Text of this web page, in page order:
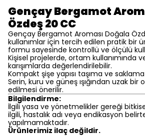
Gençay Bergamot
Özdeş 20 CC
Gençay Bergamot Aroması Doğala
kullanımlar için tercih edilen pratik bir
formu sayesinde kontrollü ve ölçülü
Kişisel projelerde, ortam kullanımında
karışımlarda değerlendirilebilir.
Kompakt şişe yapısı taşıma ve saklama
Serin, kuru ve güneş ışığından uzak
edilmesi önerilir.
Bilgilendirme:
İlgili yasa ve yönetmelikler gereği
ilgili, hastalık adı veya endikasyon
yapılmamaktadır.
Ürünlerimiz ilaç değildir.